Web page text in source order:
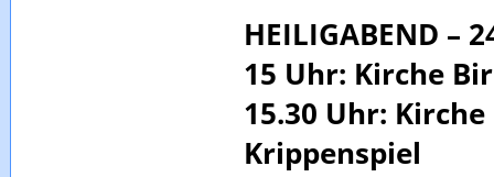
HEILIGABEND –
15 Uhr: Kirche
15.30 Uhr:
Krippenspiel